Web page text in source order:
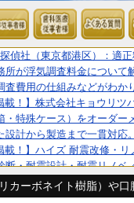
探偵社（東京都港区）：適
所が浮気調査料金について
査費用の仕組みなどがわか
載！】株式会社キョウリツ
・特殊ケース）をオーダー
計から製造まで一貫対応。
載！】ハイズ 耐震改修・
断・耐震設計・耐震リノベ
介。性能向上・省エネ・建
カーボネイト樹脂）や